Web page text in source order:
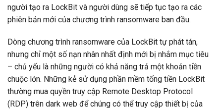
người tạo ra LockBit và người dùng sẽ tiếp tục tạo ra các
phiên bản mới của chương trình ransomware ban đầu.
Dòng chương trình ransomware của LockBit tự phát tán,
nhưng chỉ một số nạn nhân nhất định mới bị nhắm mục tiêu
– chủ yếu là những người có khả năng trả một khoản tiền
chuộc lớn. Những kẻ sử dụng phần mềm tống tiền LockBit
thường mua quyền truy cập Remote Desktop Protocol
(RDP) trên dark web để chúng có thể truy cập thiết bị của